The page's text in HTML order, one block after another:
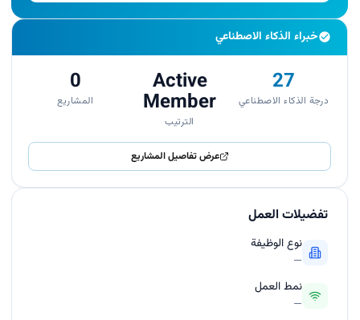
خبراء الذكاء الاصطناعي
27
درجة الذكاء الاصطناعي
Active
Member
الترتيب
0
المشاريع
عرض تفاصيل المشاريع
تفضيلات العمل
نوع الوظيفة
—
نمط العمل
—